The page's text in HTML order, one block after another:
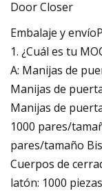
Embalaje y
1. ¿Cuál es tu
A: Manijas de
Manijas de
Manijas de
1000 pares/
pares/tamaño
Cuerpos de
latón: 1000